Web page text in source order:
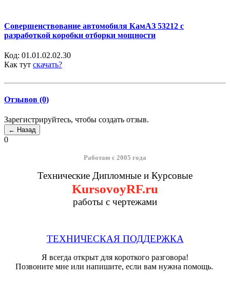
Совершенствование автомобиля КамАЗ 53212 с
разработкой коробки отборки мощности
Код: 01.01.02.02.30
Как тут скачать?
Отзывов (0)
Зарегистрируйтесь, чтобы создать отзыв.
0
Работаю с 2005 года
Технические Дипломные и Курсовые
KursovoyRF.ru
работы с чертежами
ТЕХНИЧЕСКАЯ ПОДДЕРЖКА
Я всегда открыт для короткого разговора!
Позвоните мне или напишите, если вам нужна помощь.